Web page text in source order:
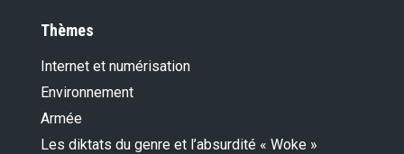
Thèmes
Internet et numérisation
Environnement
Armée
Les diktats du genre et l’absurdité « Woke »